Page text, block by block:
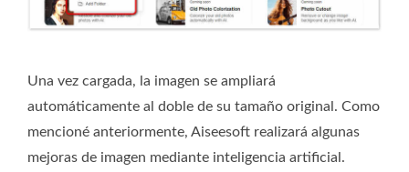
Una vez cargada, la imagen se ampliará
automáticamente al doble de su tamaño original. Como
mencioné anteriormente, Aiseesoft realizará algunas
mejoras de imagen mediante inteligencia artificial.